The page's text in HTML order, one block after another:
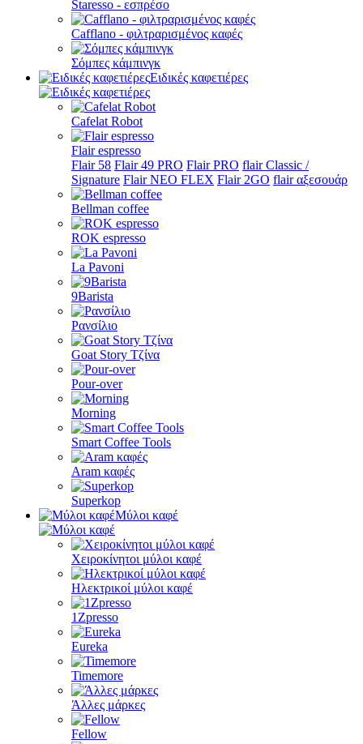
Staresso - εσπρέσο
Cafflano - φιλτραρισμένος καφές
Σόμπες κάμπινγκ
Ειδικές καφετιέρες
Cafelat Robot
Flair espresso
Flair 58 Flair 49 PRO Flair PRO flair Classic /
Signature Flair NEO FLEX Flair 2GO flair αξεσουάρ
Bellman coffee
ROK espresso
La Pavoni
9Barista
Ρανσίλιο
Goat Story Τζίνα
Pour-over
Morning
Smart Coffee Tools
Aram καφές
Superkop
Μύλοι καφέ
Χειροκίνητοι μύλοι καφέ
Ηλεκτρικοί μύλοι καφέ
1Zpresso
Eureka
Timemore
Άλλες μάρκες
Fellow